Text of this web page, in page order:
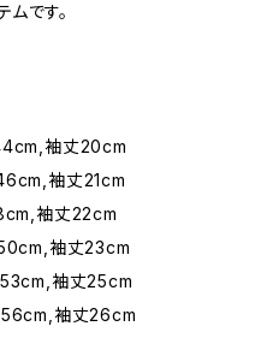
です。
袖丈20cm
袖丈21cm
袖丈22cm
袖丈23cm
袖丈25cm
袖丈26cm